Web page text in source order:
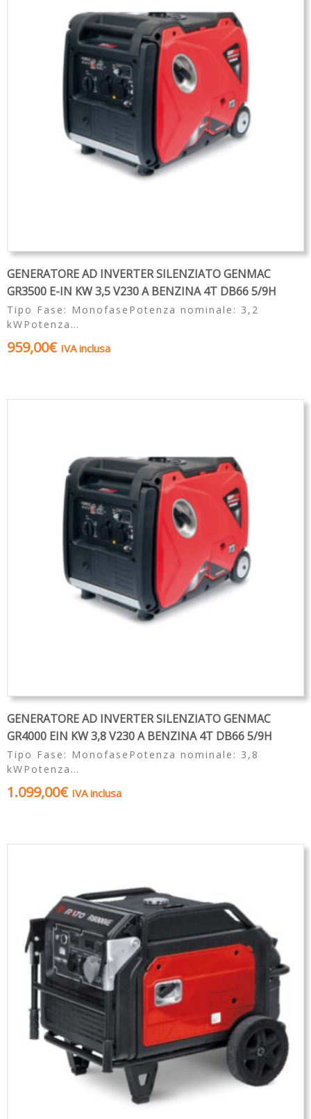
GENERATORE AD INVERTER SILENZIATO GENMAC
GR3500 E-IN KW 3,5 V230 A BENZINA 4T DB66 5/9H
Tipo Fase: MonofasePotenza nominale: 3,2
kWPotenza…
959,00€ IVA inclusa
GENERATORE AD INVERTER SILENZIATO GENMAC
GR4000 EIN KW 3,8 V230 A BENZINA 4T DB66 5/9H
Tipo Fase: MonofasePotenza nominale: 3,8
kWPotenza…
1.099,00€ IVA inclusa
Organigramma